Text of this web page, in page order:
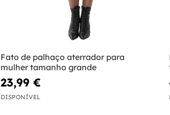
Fato de palhaço aterrador para
mulher tamanho grande
23,99 €
DISPONÍVEL